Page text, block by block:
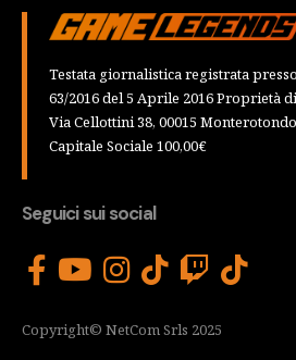
Testata giornalistica registrata
63/2016 del 5 Aprile 2016 Proprietà
Via Cellottini 38, 00015
Capitale Sociale 100,00€
Seguici sui social
Copyright© NetCom Srls 2025